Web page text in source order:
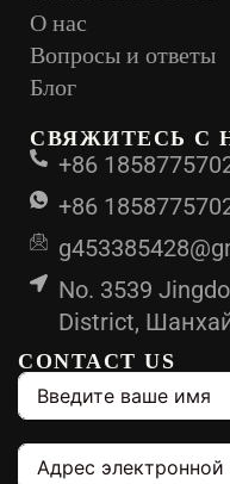
О нас
Вопросы и ответы
Блог
СВЯЖИТЕСЬ С
+86
+86
No. 3539
District,
CONTACT US